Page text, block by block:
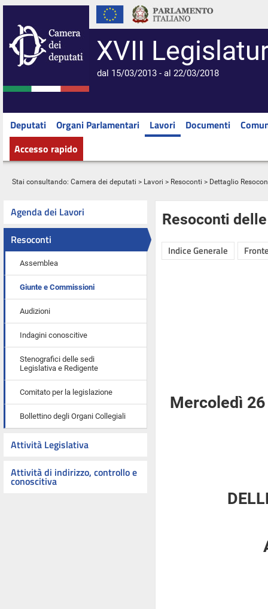
XVII
dal 15/03/2013 - al 22/03/2018
Deputati Organi Parlamentari Lavori Documenti
Accesso rapido
Stai consultando: Camera dei deputati > Lavori > Resoconti > Dettaglio
Agenda dei Lavori
Resoconti
Assemblea
Giunte e Commissioni
Audizioni
Indagini conoscitive
Stenografici delle sedi
Legislativa e Redigente
Comitato per la legislazione
Bollettino degli Organi Collegiali
Attività Legislativa
Attività di indirizzo, controllo e
conoscitiva
Resoconti
Indice Generale
Mercoledì